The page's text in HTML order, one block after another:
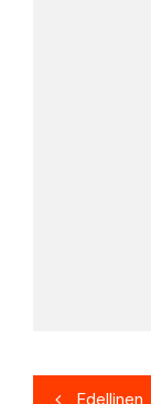
Edellinen